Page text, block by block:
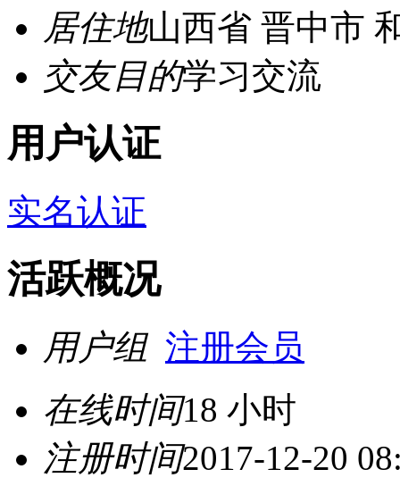
居住地山西省 晋中市
交友目的学习交流
用户认证
实名认证
活跃概况
用户组 注册会员
在线时间18 小时
注册时间2017-12-20